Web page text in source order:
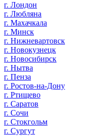
г. Лондон
г. Любляна
г. Махачкала
г. Минск
г. Нижневартовск
г. Новокузнецк
г. Новосибирск
г. Нытва
г. Пенза
г. Ростов-на-Дону
г. Ртищево
г. Саратов
г. Сочи
г. Стокгольм
г. Сургут